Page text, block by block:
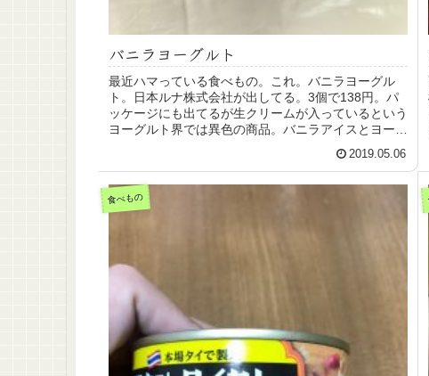
バニラヨーグルト
最近ハマっている食べもの。これ。バニラヨーグル
ト。日本ルナ株式会社が出してる。3個で138円。パ
ッケージにも出てるが生クリームが入っているという
ヨーグルト界では異色の商品。バニラアイスとヨーグ
2019.05.06
食べもの